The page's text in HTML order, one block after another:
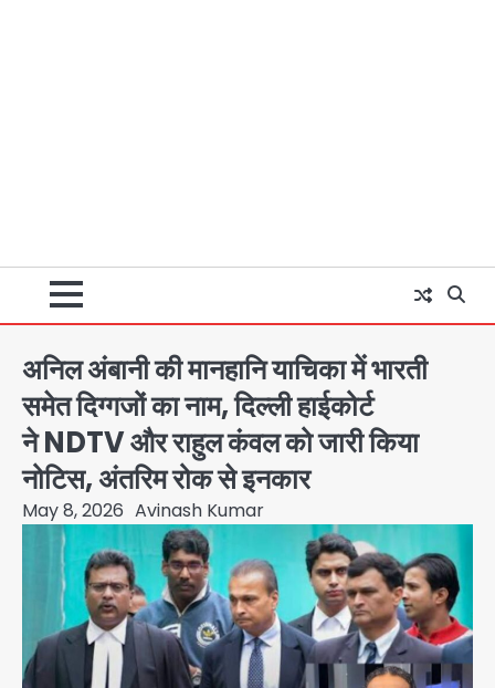
अनिल अंबानी की मानहानि याचिका में भारती
समेत दिग्गजों का नाम, दिल्ली हाईकोर्ट
ने NDTV और राहुल कंवल को जारी किया
नोटिस, अंतरिम रोक से इनकार
May 8, 2026 Avinash Kumar